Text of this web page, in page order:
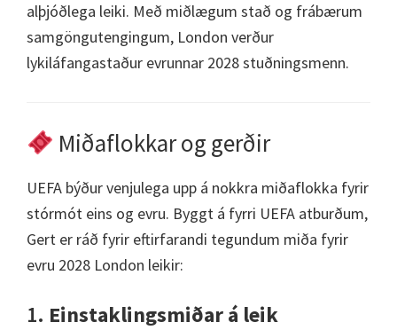
alþjóðlega leiki. Með miðlægum stað og frábærum
samgöngutengingum, London verður
lykiláfangastaður evrunnar 2028 stuðningsmenn.
Miðaflokkar og gerðir
UEFA býður venjulega upp á nokkra miðaflokka fyrir
stórmót eins og evru. Byggt á fyrri UEFA atburðum,
Gert er ráð fyrir eftirfarandi tegundum miða fyrir
evru 2028 London leikir:
1. Einstaklingsmiðar á leik